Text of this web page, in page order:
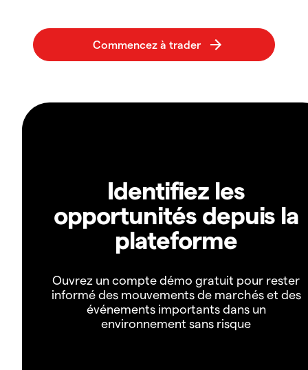
Identifiez les
opportunités depuis la
plateforme
Ouvrez un compte démo gratuit pour rester
informé des mouvements de marchés et des
événements importants dans un
environnement sans risque